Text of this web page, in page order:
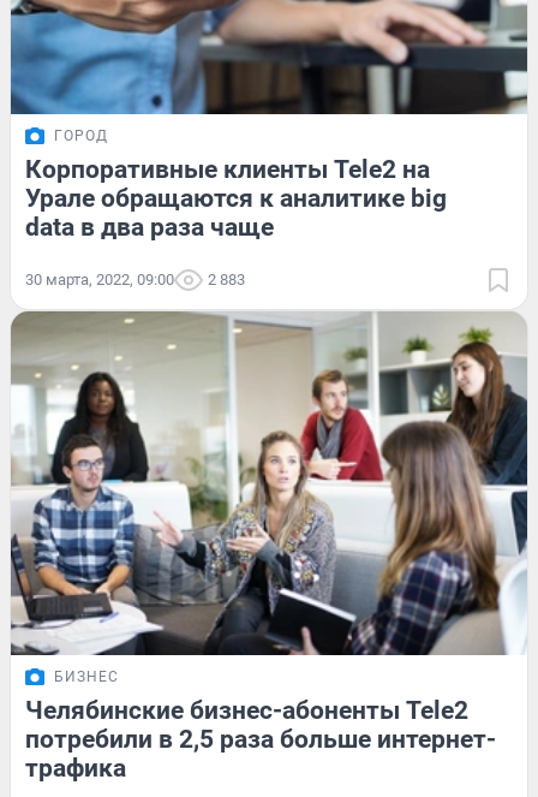
ГОРОД
Корпоративные клиенты Tele2 на
Урале обращаются к аналитике big
data в два раза чаще
30 марта, 2022, 09:00 2 883
БИЗНЕС
Челябинские бизнес-абоненты Tele2
потребили в 2,5 раза больше интернет-
трафика